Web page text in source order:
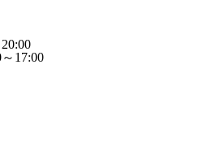
17:00